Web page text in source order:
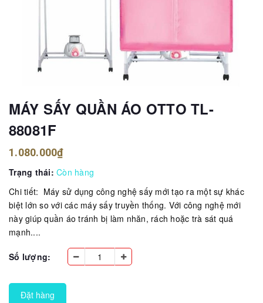
MÁY SẤY QUẦN ÁO OTTO TL-
88081F
1.080.000₫
Trạng thái: Còn hàng
Chi tiết: Máy sử dụng công nghệ sấy mới tạo ra một sự khác
biệt lớn so với các máy sấy truyền thống. Với công nghệ mới
này giúp quần áo tránh bị làm nhăn, rách hoặc trà sát quá
mạnh....
Số lượng:
Đặt hàng